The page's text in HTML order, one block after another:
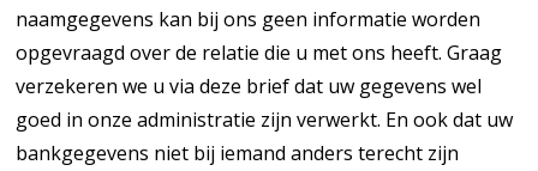
naamgegevens kan bij ons geen informatie worden
opgevraagd over de relatie die u met ons heeft. Graag
verzekeren we u via deze brief dat uw gegevens wel
goed in onze administratie zijn verwerkt. En ook dat uw
bankgegevens niet bij iemand anders terecht zijn